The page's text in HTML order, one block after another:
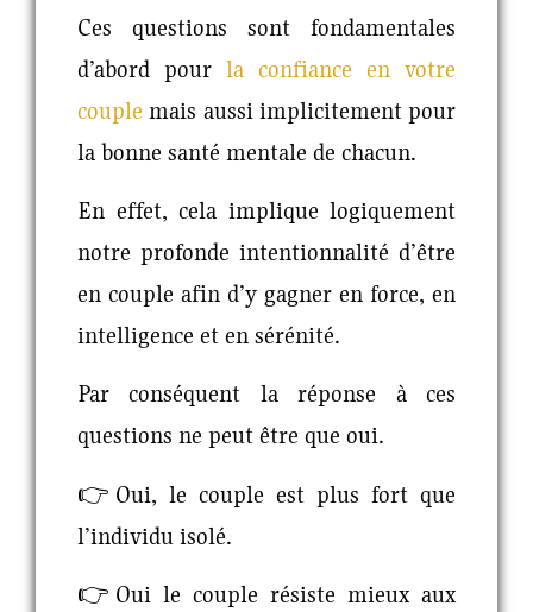
Ces questions sont fondamentales
d’abord pour la confiance en votre
couple mais aussi implicitement pour
la bonne santé mentale de chacun.
En effet, cela implique logiquement
notre profonde intentionnalité d’être
en couple afin d’y gagner en force, en
intelligence et en sérénité.
Par conséquent la réponse à ces
questions ne peut être que oui.
👉Oui, le couple est plus fort que
l’individu isolé.
👉Oui le couple résiste mieux aux